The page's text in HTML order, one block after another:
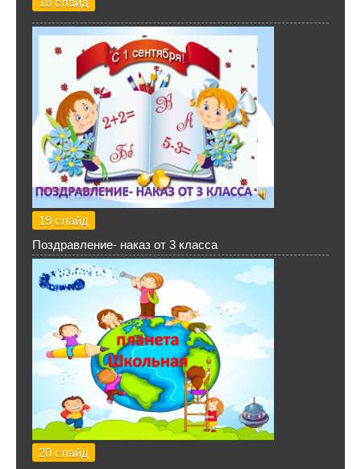
19 слайд
Поздравление- наказ от 3 класса
20 слайд